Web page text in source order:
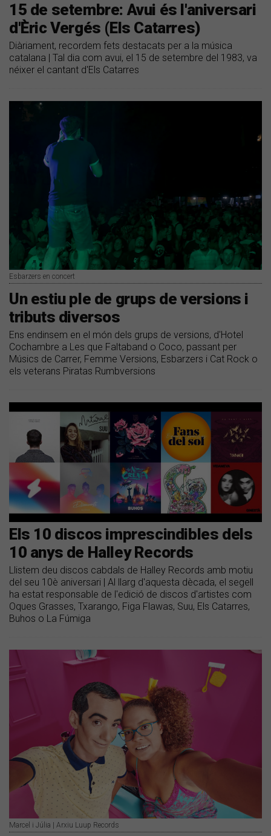
15 de setembre: Avui és l'aniversari
d'Èric Vergés (Els Catarres)
Diàriament, recordem fets destacats per a la música
catalana | Tal dia com avui, el 15 de setembre del 1983, va
néixer el cantant d'Els Catarres
Esbarzers en concert
Un estiu ple de grups de versions i
tributs diversos
Ens endinsem en el món dels grups de versions, d'Hotel
Cochambre a Les que Faltaband o Coco, passant per
Músics de Carrer, Femme Versions, Esbarzers i Cat Rock o
els veterans Piratas Rumbversions
Els 10 discos imprescindibles dels
10 anys de Halley Records
Llistem deu discos cabdals de Halley Records amb motiu
del seu 10è aniversari | Al llarg d'aquesta dècada, el segell
ha estat responsable de l'edició de discos d'artistes com
Oques Grasses, Txarango, Figa Flawas, Suu, Els Catarres,
Buhos o La Fúmiga
Marcel i Júlia | Arxiu Luup Records